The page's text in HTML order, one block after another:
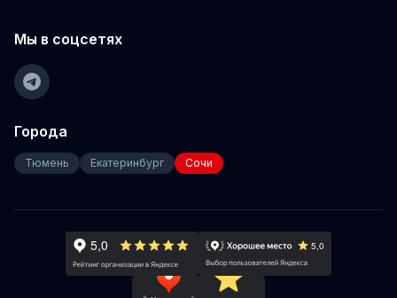
Мы в соцсетях
Города
Тюмень Екатеринбург Сочи